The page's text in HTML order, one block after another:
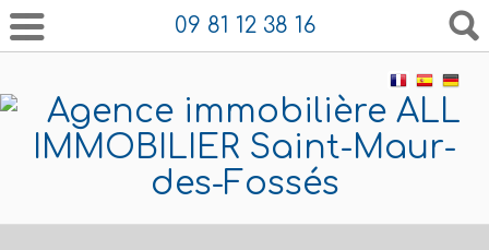
09 81 12 38 16